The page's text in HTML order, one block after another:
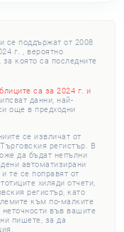
се поддържат от 2008
г. , вероятно
която са последните
са за 2024 г. и
данни, най-
още в предходни
се извличат от
регистър. В
да бъдат непълни
автоматизирани
те се поправят от
хиляди отчети,
регистър, като
към по-малките
във вашите
пишете, за да